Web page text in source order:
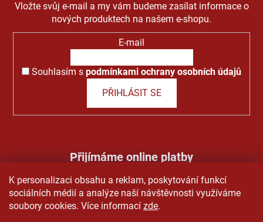
K personalizaci obsahu a reklam, poskytování funkcí
sociálních médií a analýze naší návštěvnosti využíváme
soubory cookies. Více informací zde.
Vložte svůj e-mail a my vám budeme zasílat informace o
nových produktech na našem e-shopu.
E-mail
Souhlasím s podmínkami ochrany osobních údajů
PŘIHLÁSIT SE
Přijímáme online platby